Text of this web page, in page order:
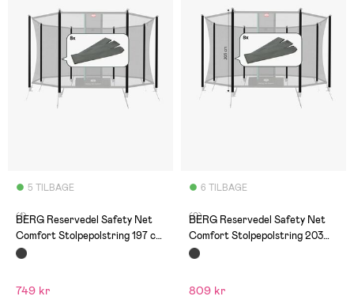
5 TILBAGE
(1)
BERG Reservedel Safety Net
Comfort Stolpepolstring 197 cm
8 stk
749 kr
6 TILBAGE
(0)
BERG Reservedel Safety Net
Comfort Stolpepolstring 203
cm 8 stk
809 kr